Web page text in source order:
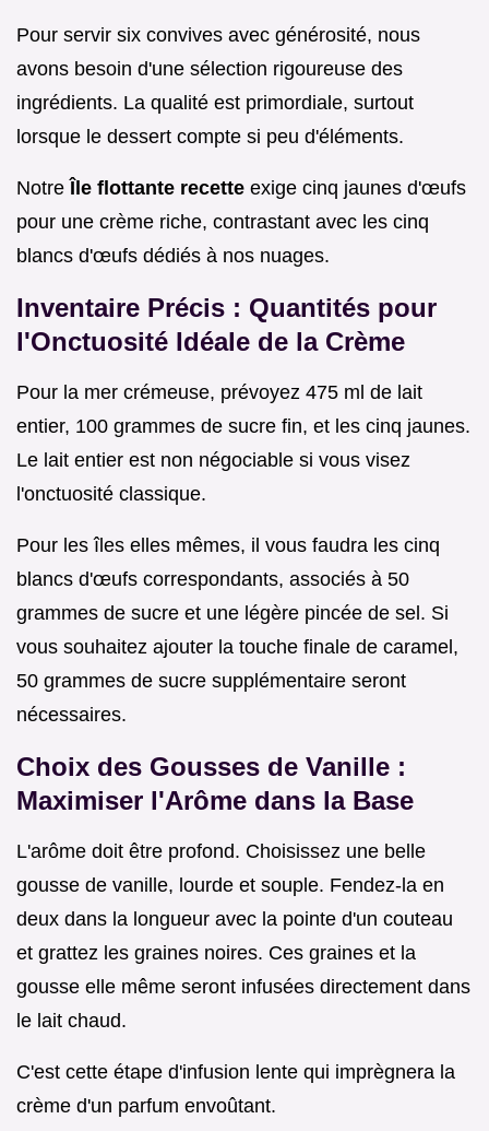
Pour servir six convives avec générosité, nous
avons besoin d'une sélection rigoureuse des
ingrédients. La qualité est primordiale, surtout
lorsque le dessert compte si peu d'éléments.
Notre Île flottante recette exige cinq jaunes d'œufs
pour une crème riche, contrastant avec les cinq
blancs d'œufs dédiés à nos nuages.
Inventaire Précis : Quantités pour
l'Onctuosité Idéale de la Crème
Pour la mer crémeuse, prévoyez 475 ml de lait
entier, 100 grammes de sucre fin, et les cinq jaunes.
Le lait entier est non négociable si vous visez
l'onctuosité classique.
Pour les îles elles mêmes, il vous faudra les cinq
blancs d'œufs correspondants, associés à 50
grammes de sucre et une légère pincée de sel. Si
vous souhaitez ajouter la touche finale de caramel,
50 grammes de sucre supplémentaire seront
nécessaires.
Choix des Gousses de Vanille :
Maximiser l'Arôme dans la Base
L'arôme doit être profond. Choisissez une belle
gousse de vanille, lourde et souple. Fendez-la en
deux dans la longueur avec la pointe d'un couteau
et grattez les graines noires. Ces graines et la
gousse elle même seront infusées directement dans
le lait chaud.
C'est cette étape d'infusion lente qui imprègnera la
crème d'un parfum envoûtant.